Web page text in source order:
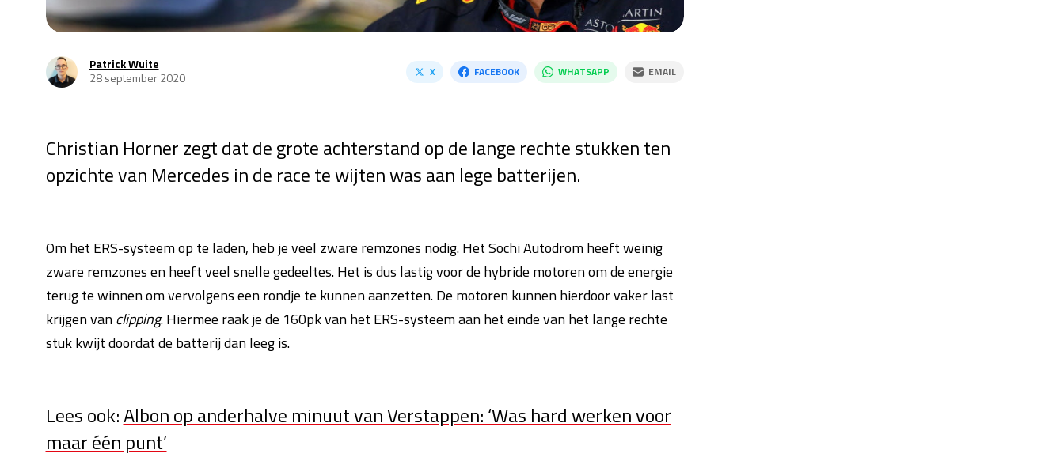
Patrick Wuite
28 september 2020
X FACEBOOK WHATSAPP EMAIL
Christian Horner zegt dat de grote achterstand op de lange rechte stukken ten
opzichte van Mercedes in de race te wijten was aan lege batterijen.
Om het ERS-systeem op te laden, heb je veel zware remzones nodig. Het Sochi Autodrom heeft weinig
zware remzones en heeft veel snelle gedeeltes. Het is dus lastig voor de hybride motoren om de energie
terug te winnen om vervolgens een rondje te kunnen aanzetten. De motoren kunnen hierdoor vaker last
krijgen vanclipping. Hiermee raak je de 160pk van het ERS-systeem aan het einde van het lange rechte
stuk kwijt doordat de batterij dan leeg is.
Lees ook:Albon op anderhalve minuut van Verstappen: ‘Was hard werken voor
maar één punt’